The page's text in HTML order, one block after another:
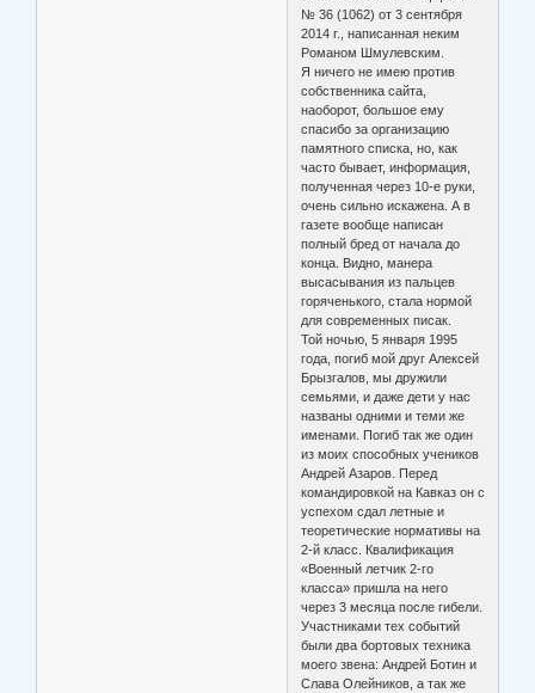
№ 36 (1062) от 3 сентября
2014 г., написанная неким
Романом Шмулевским.
Я ничего не имею против
собственника сайта,
наоборот, большое ему
спасибо за организацию
памятного списка, но, как
часто бывает, информация,
полученная через 10-е руки,
очень сильно искажена. А в
газете вообще написан
полный бред от начала до
конца. Видно, манера
высасывания из пальцев
горяченького, стала нормой
для современных писак.
Той ночью, 5 января 1995
года, погиб мой друг Алексей
Брызгалов, мы дружили
семьями, и даже дети у нас
названы одними и теми же
именами. Погиб так же один
из моих способных учеников
Андрей Азаров. Перед
командировкой на Кавказ он с
успехом сдал летные и
теоретические нормативы на
2-й класс. Квалификация
«Военный летчик 2-го
класса» пришла на него
через 3 месяца после гибели.
Участниками тех событий
были два бортовых техника
моего звена: Андрей Ботин и
Слава Олейников, а так же